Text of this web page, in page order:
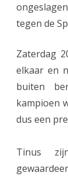
tegen de
Zaterdag
elkaar en
buiten
kampioen
dus een
Tinus